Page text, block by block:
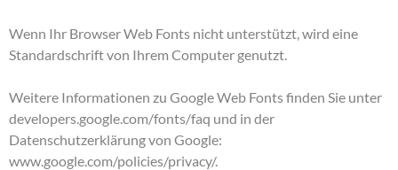
Wenn Ihr Browser Web Fonts nicht unterstützt, wird eine
Standardschrift von Ihrem Computer genutzt.
Weitere Informationen zu Google Web Fonts finden Sie unter
developers.google.com/fonts/faq und in der
Datenschutzerklärung von Google:
www.google.com/policies/privacy/.